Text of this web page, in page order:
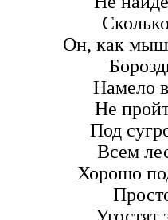
Он, как
Намело
Не
Под
Всем
Хорошо